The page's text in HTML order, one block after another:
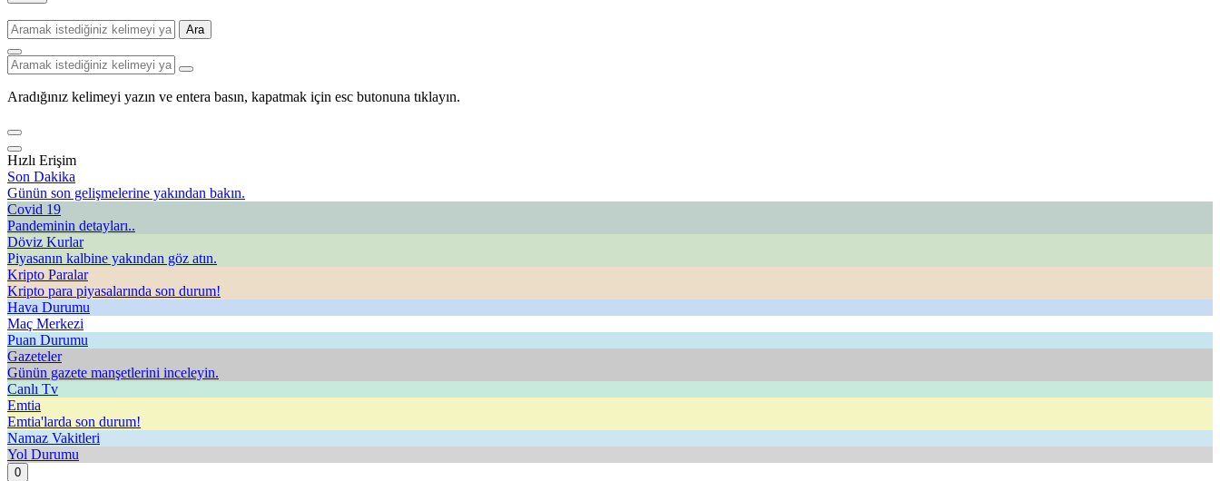
Ara
Aradığınız kelimeyi yazın ve entera basın, kapatmak için esc butonuna tıklayın.
Hızlı Erişim
Son Dakika
Günün son gelişmelerine yakından bakın.
Covid 19
Pandeminin detayları..
Döviz Kurlar
Piyasanın kalbine yakından göz atın.
Kripto Paralar
Kripto para piyasalarında son durum!
Hava Durumu
Maç Merkezi
Puan Durumu
Gazeteler
Günün gazete manşetlerini inceleyin.
Canlı Tv
Emtia
Emtia'larda son durum!
Namaz Vakitleri
Yol Durumu
0